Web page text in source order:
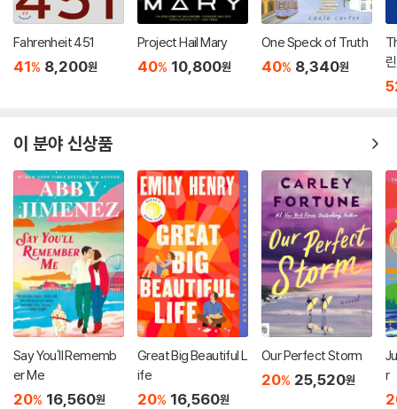
Fahrenheit 451
41% 8,200원
Project Hail Mary
40% 10,800원
One Speck of Truth
40% 8,340원
이 분야 신상품
Say You'll Rememb
er Me
20% 16,560원
Great Big Beautiful L
ife
20% 16,560원
Our Perfect Storm
20% 25,520원
r